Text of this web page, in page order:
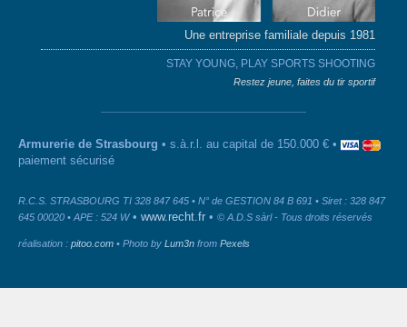
Une entreprise familiale depuis 1981
STAY YOUNG, PLAY SPORTS SHOOTING
Restez jeune, faites du tir sportif
Armurerie de Strasbourg • s.à.r.l. au capital de 150.000 € •
paiement sécurisé
R.C.S. STRASBOURG TI 328 847 645 • N° de GESTION 84 B 691 • Siret : 328 847
645 00020 • APE : 524 W• www.recht.fr • © A.D.S sàrl - Tous droits réservés
réalisation : pitoo.com • Photo by Lum3n from Pexels